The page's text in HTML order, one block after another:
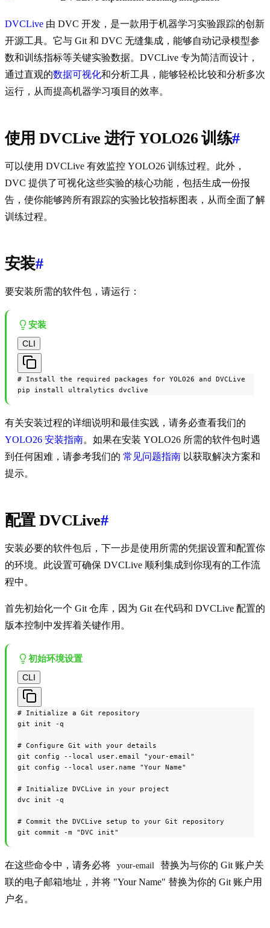
DVCLive 由 DVC 开发，是一款用于机器学习实验跟踪的创新
开源工具。它与 Git 和 DVC 无缝集成，能够自动记录模型参
数和训练指标等关键实验数据。DVCLive 专为简洁而设计，
通过直观的数据可视化和分析工具，能够轻松比较和分析多次
运行，从而提高机器学习项目的效率。
使用 DVCLive 进行 YOLO26 训练#
可以使用 DVCLive 有效监控 YOLO26 训练过程。此外，
DVC 提供了可视化这些实验的核心功能，包括生成一份报
告，使你能够跨所有跟踪的实验比较指标图表，从而全面了解
训练过程。
安装#
要安装所需的软件包，请运行：
安装
CLI
# Install the required packages for YOLO26 and DVCLive
pip install ultralytics dvclive
有关安装过程的详细说明和最佳实践，请务必查看我们的
YOLO26 安装指南。如果在安装 YOLO26 所需的软件包时遇
到任何困难，请参考我们的 常见问题指南 以获取解决方案和
提示。
配置 DVCLive#
安装必要的软件包后，下一步是使用所需的凭据设置和配置你
的环境。此设置可确保 DVCLive 顺利集成到你现有的工作流
程中。
首先初始化一个 Git 仓库，因为 Git 在代码和 DVCLive 配置的
版本控制中发挥着关键作用。
初始环境设置
CLI
# Initialize a Git repository
git init -q
# Configure Git with your details
git config --local user.email "your-email"
git config --local user.name "Your Name"
# Initialize DVCLive in your project
dvc init -q
# Commit the DVCLive setup to your Git repository
git commit -m "DVC init"
在这些命令中，请务必将 your-email
替换为与你的 Git 账户关
联的电子邮箱地址，并将 "Your Name" 替换为你的 Git 账户用
户名。